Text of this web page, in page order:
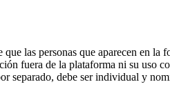
las personas que aparecen en la
fuera de la plataforma ni su uso
separado, debe ser individual y